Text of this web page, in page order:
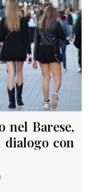
nel Barese,
dialogo con